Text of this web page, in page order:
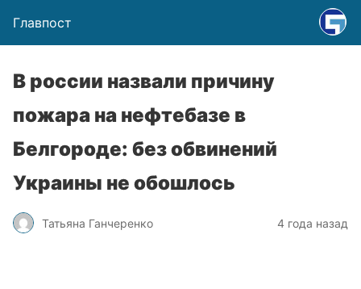
Главпост
В россии назвали причину
пожара на нефтебазе в
Белгороде: без обвинений
Украины не обошлось
Татьяна Ганчеренко 4 года назад